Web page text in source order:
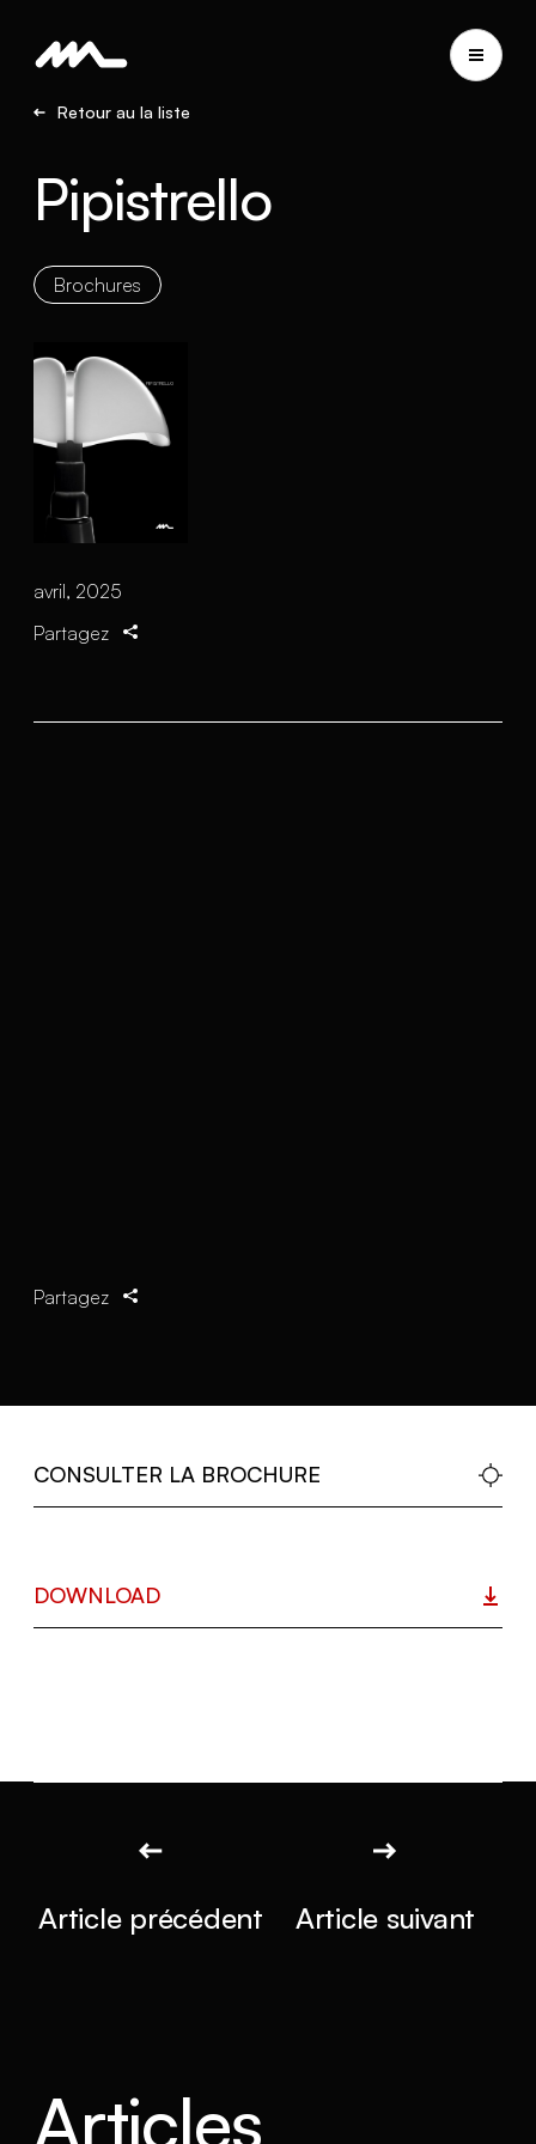
Retour au la liste
Pipistrello
Brochures
avril, 2025
Partagez
Partagez
CONSULTER LA BROCHURE
DOWNLOAD
Article précédent Article suivant
Articles